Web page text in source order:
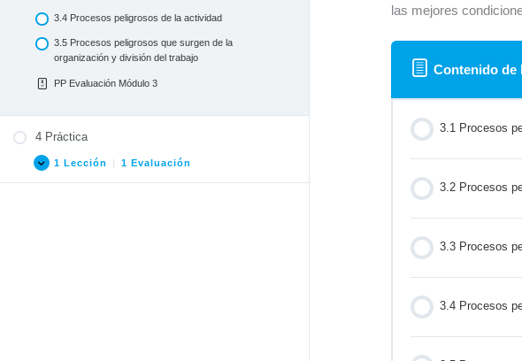
1.4 Medios de trabajo
1.5 Objeto de trabajo
3.4 Procesos peligrosos de la actividad
3.5 Procesos peligrosos que surgen de la
organización y división del trabajo
PP Evaluación Módulo 3
4 Práctica
1 Lección 1 Evaluación
las mejores
Contenido de
3.1 Procesos
3.2 Procesos
3.3 Procesos
3.4 Procesos